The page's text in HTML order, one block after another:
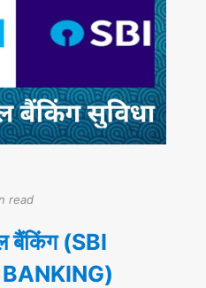
read
बैंकिंग (SBI